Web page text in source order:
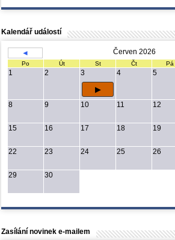
Kalendář událostí
◄ Červen 2026
Po Út St Čt Pá
1 2 3 4 5
8 9 10 11 12
15 16 17 18 19
22 23 24 25 26
29 30
Zasílání novinek e-mailem